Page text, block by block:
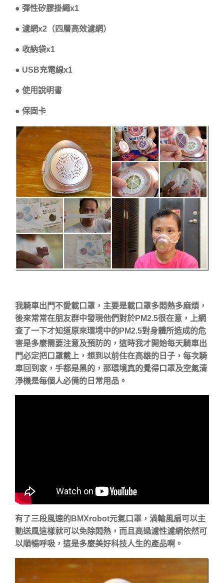
● 彈性矽膠掛繩x1
● 濾網x2（四層高效濾網）
● 收納袋x1
● USB充電線x1
● 使用說明書
● 保固卡
我騎車出門不愛載口罩，主要是載口罩多悶熱多麻煩，
後來常常在朋友群中發現他們對於PM2.5很在意，上網
查了一下才知道原來環境中的PM2.5對身體所造成的危
害是多麼需要注意及預防的，這時我才開始每天騎車出
門必定把口罩戴上，想到以前住在高雄的日子，每次騎
車回到家，手都是黑的，那環境真的覺得口罩及空氣清
淨機是每個人必備的日常用品。
有了三段風速的BMXrobot元氣口罩，渦輪風扇可以主
動送風這樣就可以免除悶熱，而且高過濾性濾網依然可
以順暢呼吸，這是多麼美好科技人生的產品啊。